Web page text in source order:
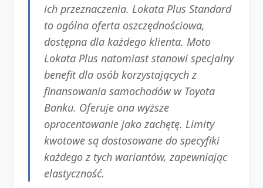
ich przeznaczenia. Lokata Plus Standard
to ogólna oferta oszczędnościowa,
dostępna dla każdego klienta. Moto
Lokata Plus natomiast stanowi specjalny
benefit dla osób korzystających z
finansowania samochodów w Toyota
Banku. Oferuje ona wyższe
oprocentowanie jako zachętę. Limity
kwotowe są dostosowane do specyfiki
każdego z tych wariantów, zapewniając
elastyczność.